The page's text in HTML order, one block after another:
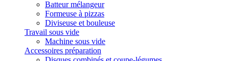
Batteur mélangeur
Formeuse à pizzas
Diviseuse et bouleuse
Travail sous vide
Machine sous vide
Accessoires préparation